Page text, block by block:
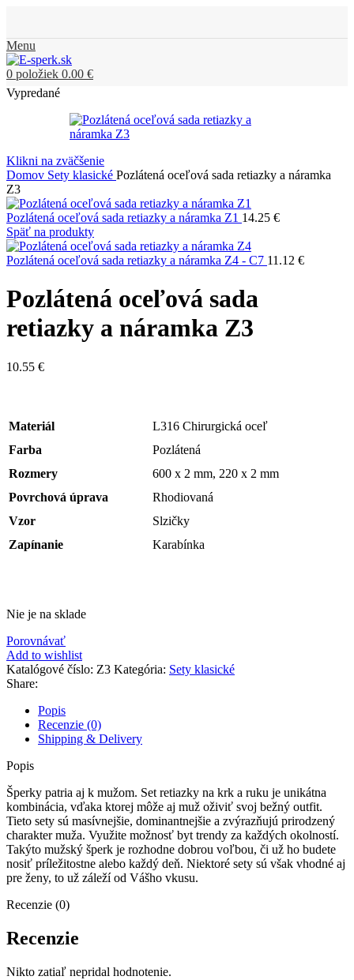
Menu
0 položiek 0.00 €
Vypredané
Klikni na zväčšenie
Domov Sety klasické Pozlátená oceľová sada retiazky a náramka
Z3
Pozlátená oceľová sada retiazky a náramka Z1 14.25 €
Späť na produkty
Pozlátená oceľová sada retiazky a náramka Z4 - C7 11.12 €
Pozlátená oceľová sada
retiazky a náramka Z3
10.55 €
Materiál
L316 Chirurgická oceľ
Farba
Pozlátená
Rozmery
600 x 2 mm, 220 x 2 mm
Povrchová úprava
Rhodiovaná
Vzor
Slzičky
Zapínanie
Karabínka
Nie je na sklade
Porovnávať
Add to wishlist
Katalógové číslo: Z3 Kategória: Sety klasické
Share:
Popis
Recenzie (0)
Shipping & Delivery
Popis
Šperky patria aj k mužom. Set retiazky na krk a ruku je unikátna
kombinácia, vďaka ktorej môže aj muž oživiť svoj bežný outfit.
Tieto sety sú masívnejšie, dominantnejšie a zvýrazňujú prirodzený
charakter muža. Využite možnosť byt trendy za každých okolností.
Takýto mužský šperk je rozhodne dobrou voľbou, či už ho budete
nosiť príležitostne alebo každý deň. Niektoré sety sú však vhodné aj
pre ženy, to už záleží od Vášho vkusu.
Recenzie (0)
Recenzie
Nikto zatiaľ nepridal hodnotenie.